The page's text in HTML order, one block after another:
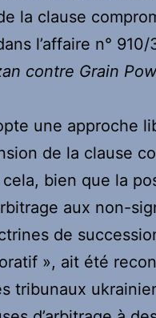
la clause
l’affaire n°
contre Grain
une approche
de la clause
bien que la
aux non-
de
», ait été
tribunaux